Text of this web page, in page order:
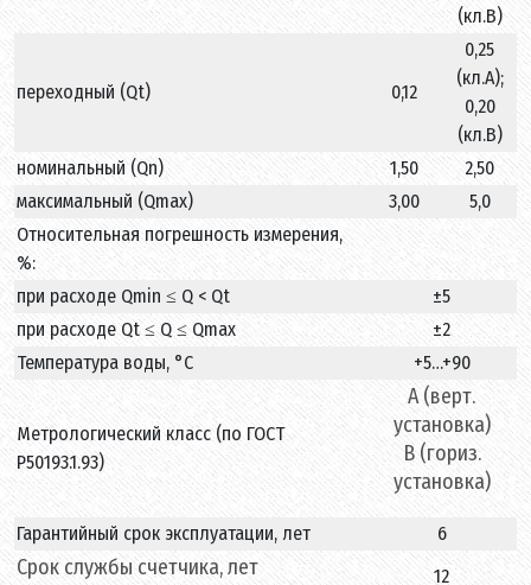
(кл.В)
переходный (Qt) 0,12
0,25
(кл.А);
0,20
(кл.В)
номинальный (Qn) 1,50
2,50
максимальный (Qmax) 3,00
5,0
Относительная погрешность измерения,
%:
при расходе Qmin ≤ Q < Qt
±5
при расходе Qt ≤ Q ≤ Qmax
±2
Температура воды, °С
+5…+90
Метрологический класс (по ГОСТ
Р50193.1.93)
А (верт.
установка)
В (гориз.
установка)
Гарантийный срок эксплуатации, лет 6
Срок службы счетчика, лет 12